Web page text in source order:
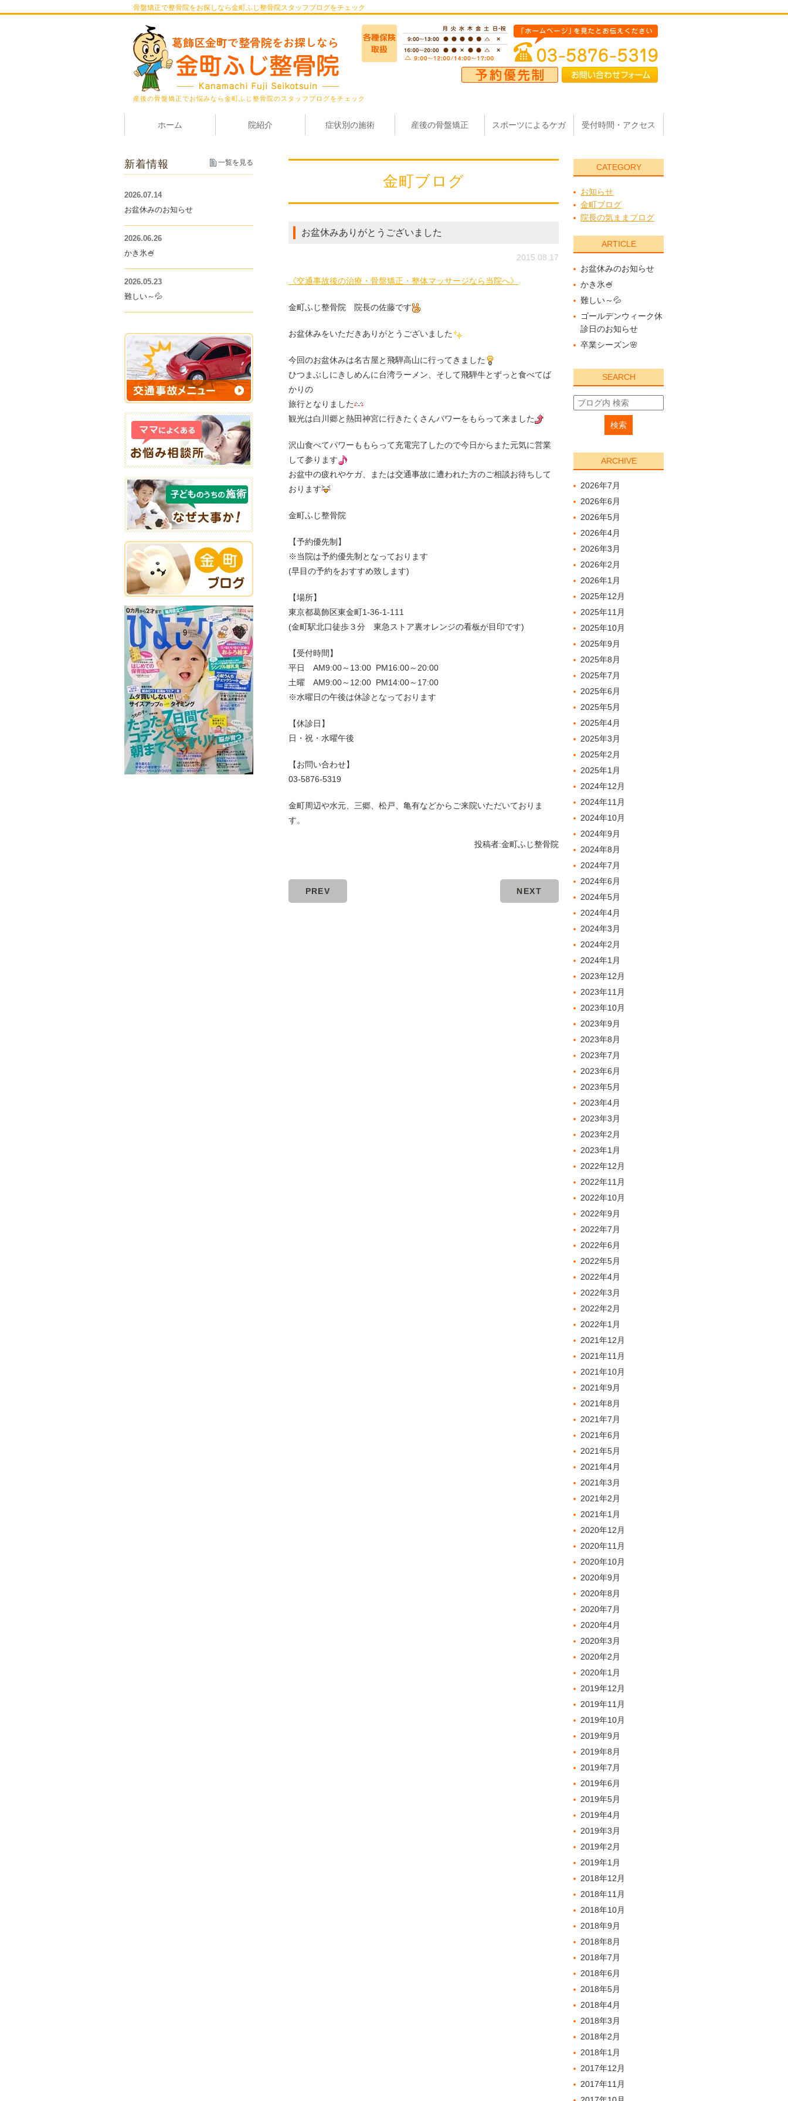
骨盤矯正で整骨院をお探しなら金町ふじ整骨院スタッフブログをチェック
産後の骨盤矯正でお悩みなら金町ふじ整骨院のスタッフブログをチェック
ホーム 院紹介 症状別の施術 産後の骨盤矯正 スポーツによるケガ 受付時間・アクセス
金町ブログ
お盆休みありがとうございました
2015.08.17
《交通事故後の治療・骨盤矯正・整体マッサージなら当院へ》
金町ふじ整骨院 院長の佐藤です
お盆休みをいただきありがとうございました
今回のお盆休みは名古屋と飛騨高山に行ってきました
ひつまぶしにきしめんに台湾ラーメン、そして飛騨牛とずっと食べてば
かりの
旅行となりました
観光は白川郷と熱田神宮に行きたくさんパワーをもらって来ました
沢山食べてパワーももらって充電完了したので今日からまた元気に営業
して参ります
お盆中の疲れやケガ、または交通事故に遭われた方のご相談お待ちして
おります
金町ふじ整骨院
【予約優先制】
※当院は予約優先制となっております
(早目の予約をおすすめ致します)
【場所】
東京都葛飾区東金町1-36-1-111
(金町駅北口徒歩３分 東急ストア裏オレンジの看板が目印です)
【受付時間】
平日 AM9:00～13:00 PM16:00～20:00
土曜 AM9:00～12:00 PM14:00～17:00
※水曜日の午後は休診となっております
【休診日】
日・祝・水曜午後
【お問い合わせ】
03-5876-5319
金町周辺や水元、三郷、松戸、亀有などからご来院いただいておりま
す。
投稿者:金町ふじ整骨院
PREV NEXT
CATEGORY
お知らせ
金町ブログ
院長の気ままブログ
ARTICLE
お盆休みのお知らせ
かき氷🍧
難しい～💦
ゴールデンウィーク休
診日のお知らせ
卒業シーズン🌸
SEARCH
ARCHIVE
2026年7月
2026年6月
2026年5月
2026年4月
2026年3月
2026年2月
2026年1月
2025年12月
2025年11月
2025年10月
2025年9月
2025年8月
2025年7月
2025年6月
2025年5月
2025年4月
2025年3月
2025年2月
2025年1月
2024年12月
2024年11月
2024年10月
2024年9月
2024年8月
2024年7月
2024年6月
2024年5月
2024年4月
2024年3月
2024年2月
2024年1月
2023年12月
2023年11月
2023年10月
2023年9月
2023年8月
2023年7月
2023年6月
2023年5月
2023年4月
2023年3月
2023年2月
2023年1月
2022年12月
2022年11月
2022年10月
2022年9月
2022年7月
2022年6月
2022年5月
2022年4月
2022年3月
2022年2月
2022年1月
2021年12月
2021年11月
2021年10月
2021年9月
2021年8月
2021年7月
2021年6月
2021年5月
2021年4月
2021年3月
2021年2月
2021年1月
2020年12月
2020年11月
2020年10月
2020年9月
2020年8月
2020年7月
2020年4月
2020年3月
2020年2月
2020年1月
2019年12月
2019年11月
2019年10月
2019年9月
2019年8月
2019年7月
2019年6月
2019年5月
2019年4月
2019年3月
2019年2月
2019年1月
2018年12月
2018年11月
2018年10月
2018年9月
2018年8月
2018年7月
2018年6月
2018年5月
2018年4月
2018年3月
2018年2月
2018年1月
2017年12月
2017年11月
新着情報 一覧を見る
2026.07.14
お盆休みのお知らせ
2026.06.26
かき氷🍧
2026.05.23
難しい～💦